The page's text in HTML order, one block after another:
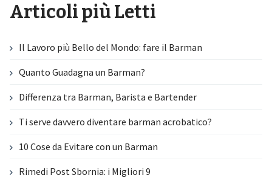
Articoli più Letti
Il Lavoro più Bello del Mondo: fare il Barman
Quanto Guadagna un Barman?
Differenza tra Barman, Barista e Bartender
Ti serve davvero diventare barman acrobatico?
10 Cose da Evitare con un Barman
Rimedi Post Sbornia: i Migliori 9